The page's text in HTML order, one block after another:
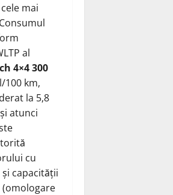
mai
al
4×4 300
100 km,
la 5,8
atunci
cu
capacității